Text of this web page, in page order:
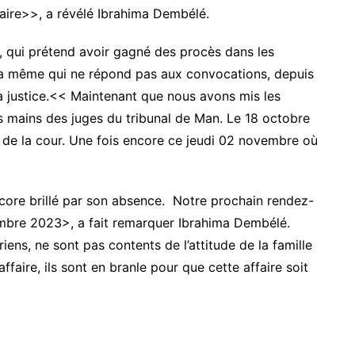
a révélé Ibrahima Dembélé.
prétend avoir gagné des procès dans les
qui ne répond pas aux convocations, depuis
Maintenant que nous avons mis les
des juges du tribunal de Man. Le 18 octobre
la cour. Une fois encore ce jeudi 02 novembre où
brillé par son absence. Notre prochain rendez-
2023>, a fait remarquer Ibrahima Dembélé.
ne sont pas contents de l’attitude de la famille
ils sont en branle pour que cette affaire soit